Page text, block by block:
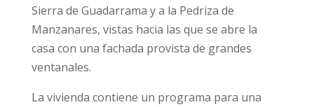
Sierra de Guadarrama y a la Pedriza de
Manzanares, vistas hacia las que se abre la
casa con una fachada provista de grandes
ventanales.
La vivienda contiene un programa para una